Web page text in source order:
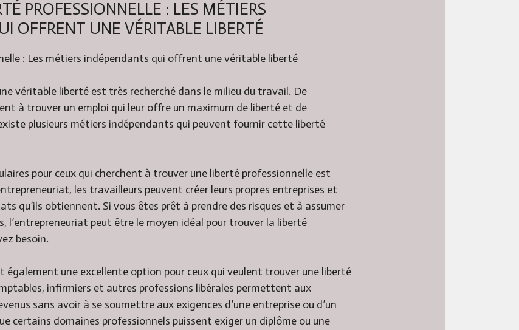
PROFESSIONNELLE : LES MÉTIERS
OFFRENT UNE VÉRITABLE LIBERTÉ
: Les métiers indépendants qui offrent une véritable liberté
véritable liberté est très recherché dans le milieu du travail. De
à trouver un emploi qui leur offre un maximum de liberté et de
plusieurs métiers indépendants qui peuvent fournir cette liberté
pour ceux qui cherchent à trouver une liberté professionnelle est
les travailleurs peuvent créer leurs propres entreprises et
qu’ils obtiennent. Si vous êtes prêt à prendre des risques et à assumer
l’entrepreneuriat peut être le moyen idéal pour trouver la liberté
besoin.
également une excellente option pour ceux qui veulent trouver une liberté
infirmiers et autres professions libérales permettent aux
sans avoir à se soumettre aux exigences d’une entreprise ou d’un
certains domaines professionnels puissent exiger un diplôme ou une